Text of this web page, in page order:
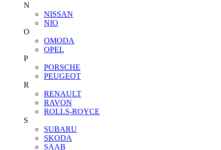
N
NISSAN
NIO
O
OMODA
OPEL
P
PORSCHE
PEUGEOT
R
RENAULT
RAVON
ROLLS-ROYCE
S
SUBARU
SKODA
SAAB